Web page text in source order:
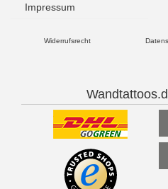
Impressum
Widerrufsrecht